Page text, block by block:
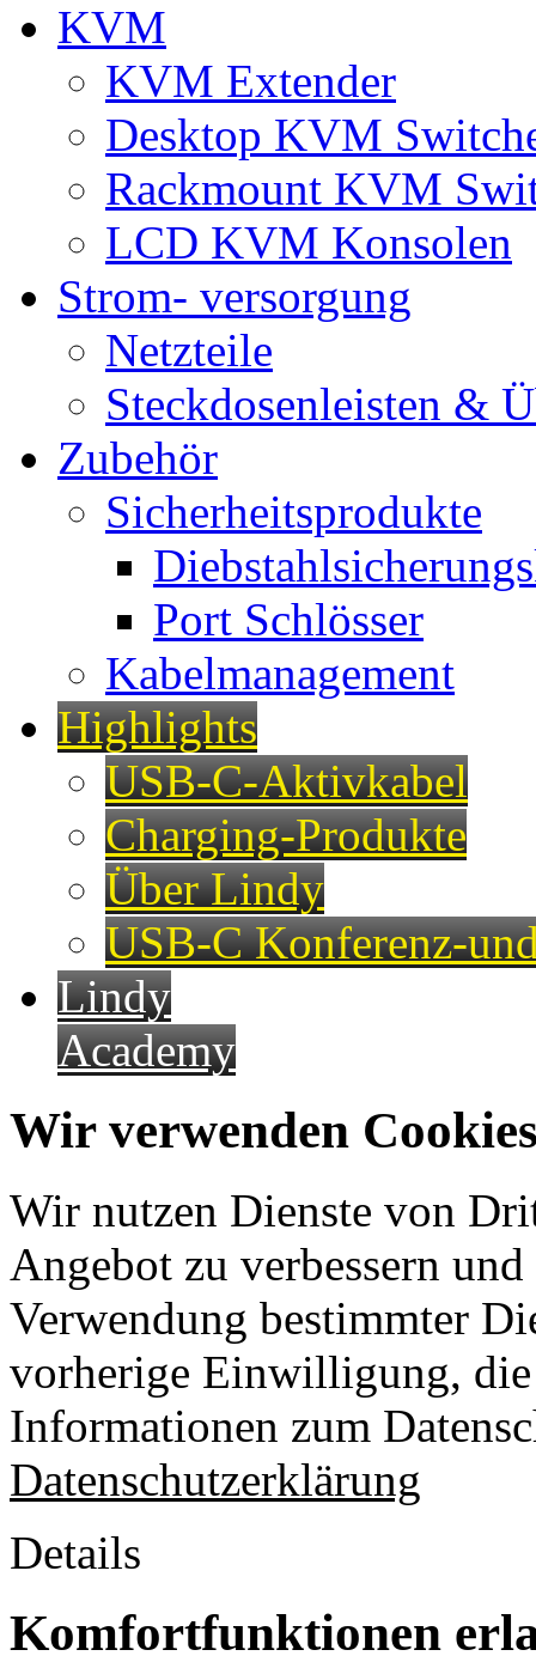
KVM
KVM Extender
Desktop KVM
Rackmount KVM
LCD KVM Konsolen
Strom- versorgung
Netzteile
Steckdosenleisten &
Zubehör
Sicherheitsprodukte
Port Schlösser
Kabelmanagement
Highlights
USB-C-Aktivkabel
Charging-Produkte
Über Lindy
USB-C Konferenz-
Lindy
Academy
Wir verwenden
Wir nutzen Dienste von
Angebot zu verbessern
Verwendung bestimmter
vorherige Einwilligung,
Informationen zum
Datenschutzerklärung
Details
Komfortfunktionen